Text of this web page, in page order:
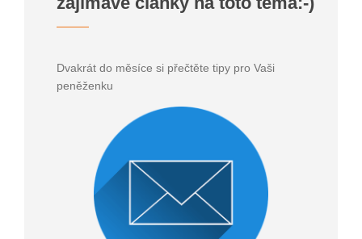
Dvakrát do měsíce si přečtěte tipy pro Vaši
peněženku